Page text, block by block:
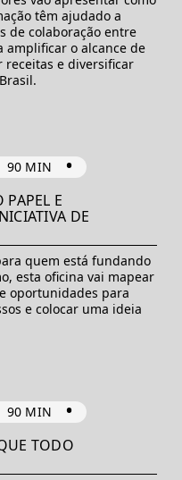
têm ajudado a
de colaboração entre
amplificar o alcance de
receitas e diversificar
90 MIN •
E
DE
quem está fundando
esta oficina vai mapear
oportunidades para
e colocar uma ideia
90 MIN •
TODO